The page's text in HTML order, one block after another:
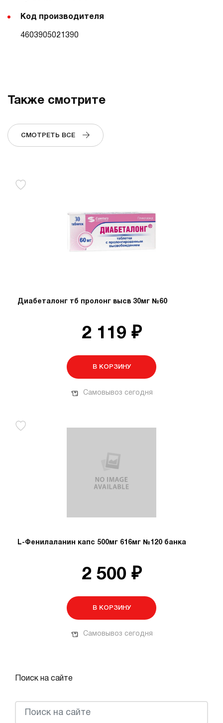
Код производителя
4603905021390
Также смотрите
СМОТРЕТЬ ВСЕ
Диабеталонг тб пролонг высв 30мг №60
2 119 ₽
В КОРЗИНУ
Самовывоз сегодня
L-Фенилаланин капс 500мг 616мг №120 банка
2 500 ₽
В КОРЗИНУ
Самовывоз сегодня
Поиск на сайте